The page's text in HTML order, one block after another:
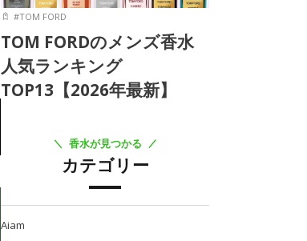
#TOM FORD
TOM FORDのメンズ香水
人気ランキング
TOP13【2026年最新】
カテゴリー
香水が見つかる
Aiam